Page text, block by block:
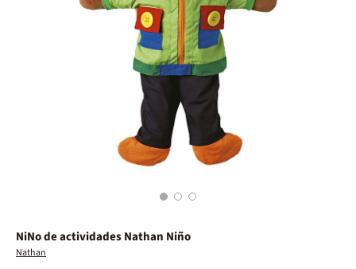
1 2 3
NiNo de actividades Nathan Niño
Nathan